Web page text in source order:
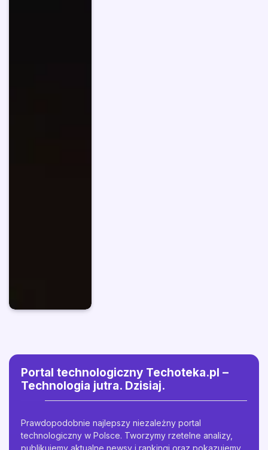
Portal technologiczny Techoteka.pl –
Technologia jutra. Dzisiaj.
Prawdopodobnie najlepszy niezależny portal
technologiczny w Polsce. Tworzymy rzetelne analizy,